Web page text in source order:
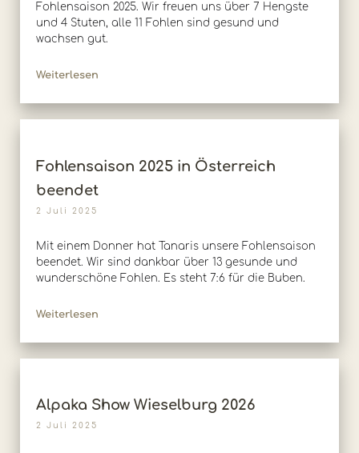
Fohlensaison 2025. Wir freuen uns über 7 Hengste
und 4 Stuten, alle 11 Fohlen sind gesund und
wachsen gut.
Weiterlesen
Fohlensaison 2025 in Österreich
beendet
2 Juli 2025
Mit einem Donner hat Tanaris unsere Fohlensaison
beendet. Wir sind dankbar über 13 gesunde und
wunderschöne Fohlen. Es steht 7:6 für die Buben.
Weiterlesen
Alpaka Show Wieselburg 2026
2 Juli 2025